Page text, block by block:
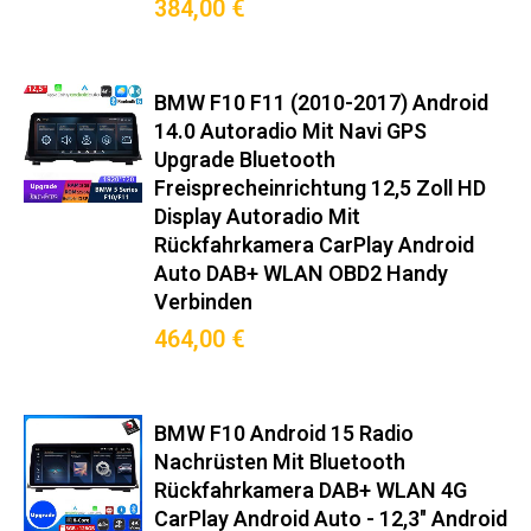
▸ Hintergrundprozess-Management für stabile Navigation
✧ Nachrüstung veralteter Fabrikradios
✧ Navigation ohne Smartphone-Halterung
✧ Musikstreaming mit DAB+-Empfang
✧ Rückfahrkamera-Integration (optional)
✧ OBD2-Datenanzeige im Dashboard ‌
Garantie & Service‌
✅ 18 Monate Herstellergarantie
✅ Kostenlose Firmware-Updates für 3 Jahre
✅ Deutsche Hotline: Mo-Fr 8-20 Uhr erreichbar
✅ Telefonische Einbauberatung (* bei fachgerechtem Einbau)
✅ 48h-Versand aus deutschem Lager
Vorteilsvergleich‌
✓ 500% schnellere App-Reaktionszeit
✓ 3x bessere Signalempfangsleistung
✓ 7x mehr Konnektivitätsoptionen
✓ 12 Monate längere Softwareunterstützung
Entwickelt für deutsche
384,00 €
BMW F10 F11 (2010-2017) Android
14.0 Autoradio Mit Navi GPS
Upgrade Bluetooth
Freisprecheinrichtung 12,5 Zoll HD
Display Autoradio Mit
Rückfahrkamera CarPlay Android
Auto DAB+ WLAN OBD2 Handy
Verbinden
464,00 €
BMW F10 Android 15 Radio
Nachrüsten Mit Bluetooth
Rückfahrkamera DAB+ WLAN 4G
CarPlay Android Auto - 12,3" Android